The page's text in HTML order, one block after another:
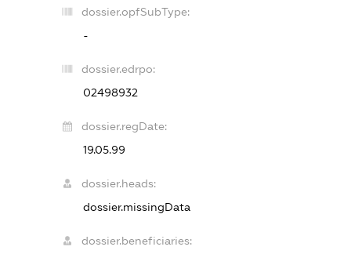
dossier.opfSubType:
-
dossier.edrpo:
02498932
dossier.regDate:
19.05.99
dossier.heads:
dossier.missingData
dossier.beneficiaries: